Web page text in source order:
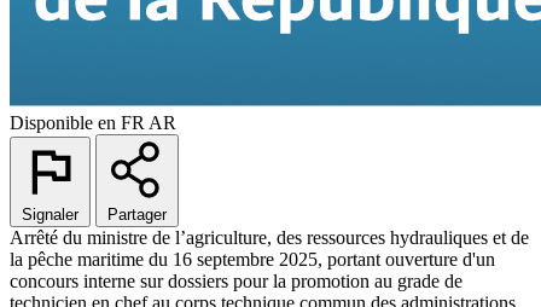
Disponible en FR AR
Signaler Partager
Arrêté du ministre de l’agriculture, des ressources hydrauliques et de
la pêche maritime du 16 septembre 2025, portant ouverture d'un
concours interne sur dossiers pour la promotion au grade de
technicien en chef au corps technique commun des administrations